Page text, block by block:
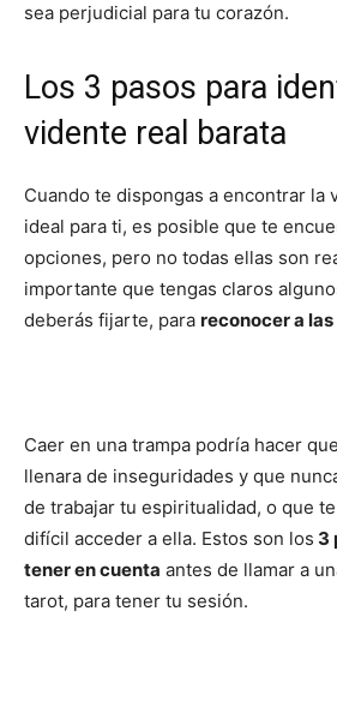
sea perjudicial para tu corazón.
Los 3 pasos para
vidente real barata
Cuando te dispongas a encontrar la
ideal para ti, es posible que te
opciones, pero no todas ellas son
importante que tengas claros
deberás fijarte, para reconocer a
Caer en una trampa podría hacer
llenara de inseguridades y que
de trabajar tu espiritualidad, o que
difícil acceder a ella. Estos son los 3
tener en cuenta antes de llamar a
tarot, para tener tu sesión.